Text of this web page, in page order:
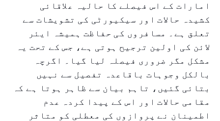
امارات کے اس فیصلے کا حالیہ علاقائی
کشیدہ حالات اور سیکیورٹی کی تشویشات سے
تعلق ہے۔ مسافروں کی حفاظت ہمیشہ ایئر
لائن کی اولین ترجیح ہوتی ہے، جس کے تحت یہ
مشکل مگر ضروری فیصلہ لیا گیا۔ اگرچہ
بالکل وجوہات باقاعدہ تفصیل سے نہیں
بتائی گئیں، تاہم بیان سے ظاہر ہوتا ہے کہ
مقامی حالات اور اس کے پیدا کردہ عدم
اطمینان نے پروازوں کی معطلی کو متاثر